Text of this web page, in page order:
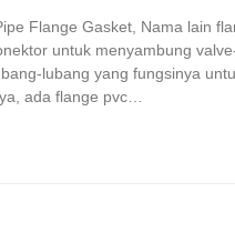
Flange Gasket, Nama lain
untuk menyambung
lubang yang fungsinya
ada flange pvc…